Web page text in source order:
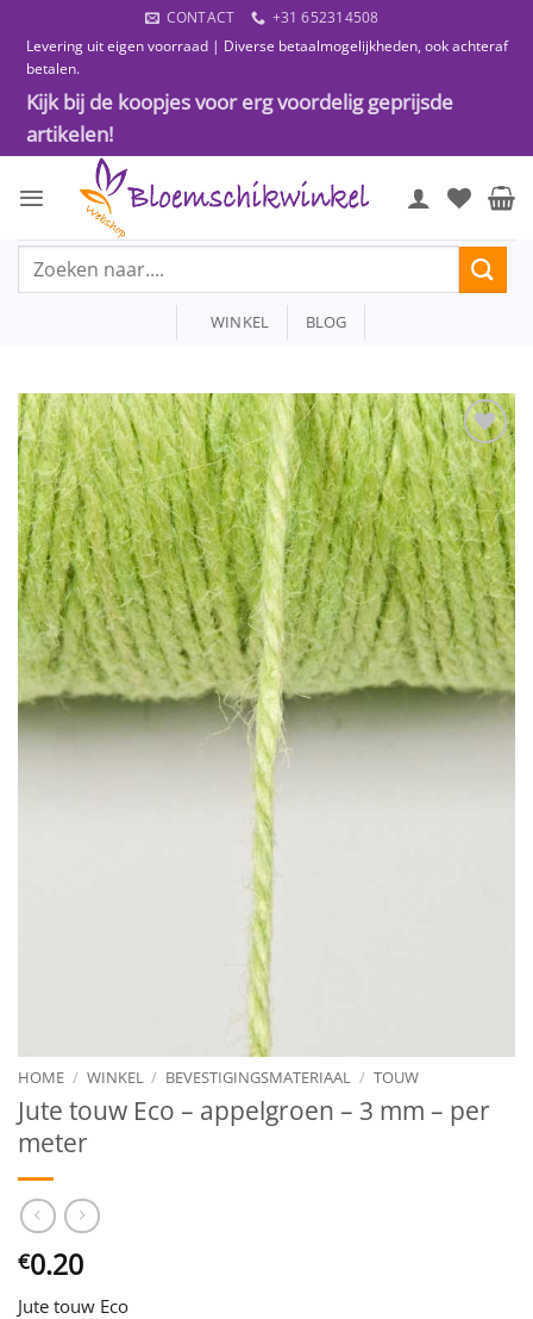
naar
inhoud
CONTACT
+31 652314508
Levering uit eigen voorraad | Diverse betaalmogelijkheden, ook achteraf
betalen.
Kijk bij de koopjes voor erg voordelig geprijsde
artikelen!
Zoeken
WINKEL BLOG
Toevoegen
aan
wenslijst
HOME / WINKEL / BEVESTIGINGSMATERIAAL / TOUW
Jute touw Eco – appelgroen – 3 mm – per
meter
€0.20
Jute touw Eco